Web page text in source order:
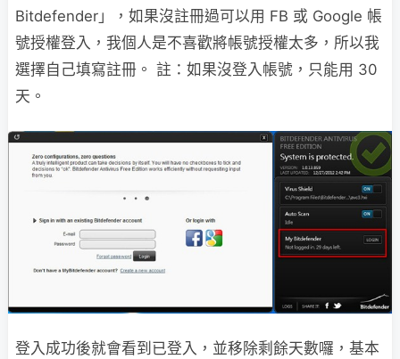
Bitdefender」，如果沒註冊過可以用 FB 或 Google 帳
號授權登入，我個人是不喜歡將帳號授權太多，所以我
選擇自己填寫註冊。 註：如果沒登入帳號，只能用 30
天。
登入成功後就會看到已登入，並移除剩餘天數囉，基本